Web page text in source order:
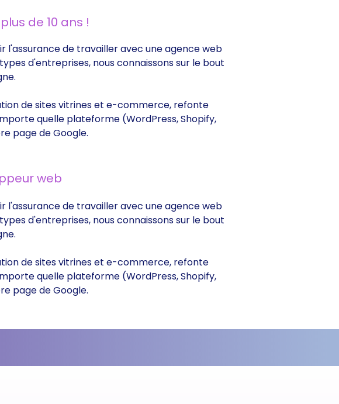
de 10 ans !
l'assurance de travailler avec une agence web
d'entreprises, nous connaissons sur le bout
de sites vitrines et e-commerce, refonte
quelle plateforme (WordPress, Shopify,
page de Google.
web
l'assurance de travailler avec une agence web
d'entreprises, nous connaissons sur le bout
de sites vitrines et e-commerce, refonte
quelle plateforme (WordPress, Shopify,
page de Google.